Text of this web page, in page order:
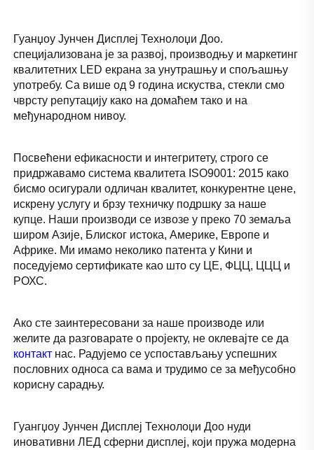
Гуанџоу Јунчен Дисплеј Технолоџи Доо.
специјализована је за развој, производњу и маркетинг
квалитетних LED екрана за унутрашњу и спољашњу
употребу. Са више од 9 година искуства, стекли смо
чврсту репутацију како на домаћем тако и на
међународном нивоу.
Посвећени ефикасности и интегритету, строго се
придржавамо система квалитета ISO9001: 2015 како
бисмо осигурали одличан квалитет, конкурентне цене,
искрену услугу и брзу техничку подршку за наше
купце. Наши производи се извозе у преко 70 земаља
широм Азије, Блиског истока, Америке, Европе и
Африке. Ми имамо неколико патента у Кини и
поседујемо сертификате као што су ЦЕ, ФЦЦ, ЦЦЦ и
РОХС.
Ако сте заинтересовани за наше производе или
контакт нас. Радујемо се успостављању успешних
пословних односа са вама и трудимо се за међусобно
корисну сарадњу.
Гуангџоу Јунчен Дисплеј Технолоџи Доо нуди
иновативни ЛЕД сферни дисплеј, који пружа модерна